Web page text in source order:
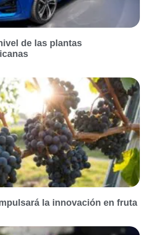
de las plantas
la innovación en fruta